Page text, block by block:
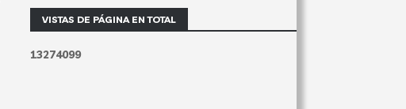
VISTAS DE PÁGINA EN TOTAL
13274099